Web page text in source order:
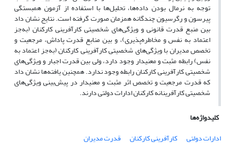
توجه به نرمال بودن داده‌ها، تحلیل‌ها با استفاده از آزمون همبستگی
پیرسون و رگرسیون چند‌گانه همزمان صورت گرفته است. نتایج نشان داد
بین منبع قدرت قانونی و ویژگی‌های شخصیتی کارآفرینی کارکنان (به‌جز
اعتماد به نفس و مخاطره‌پذیری)، و بین منابع قدرت پاداش، مرجعیت و
تخصص مدیران با ویژگی‌های شخصیتی کارآفرینی کارکنان (به‌جز اعتماد به
نفس) رابطه مثبت و معنی­دار وجود دارد، ولی بین قدرت اجبار و ویژگی‌های
شخصیتی کارآفرینی کارکنان رابطه وجود ندارد. همچنین یافته‌ها نشان داد
که قدرت مرجعیت و تخصص اثر مثبت و معنی­دار در پیش‌بینی ویژگی‌های
شخصیتی کارآفرینانه کارکنان ادارات دولتی دارند.
کلیدواژه‌ها
ادارات دولتی
کارآفرینی کارکنان قدرت مدیران